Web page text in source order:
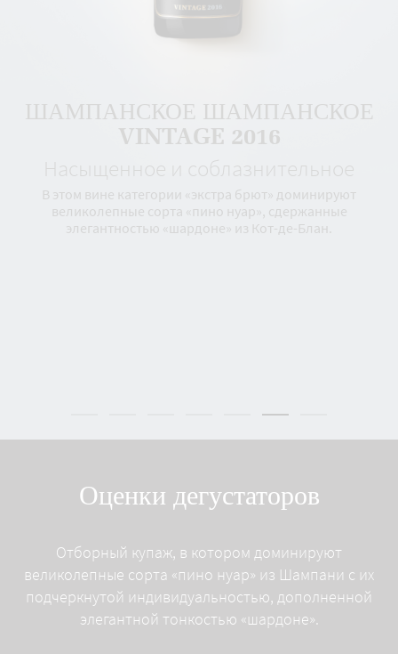
ШАМПАНСКОЕ ШАМПАНСКОЕ
VINTAGE 2016
Насыщенное и соблазнительное
В этом вине категории «экстра брют» доминируют
великолепные сорта «пино нуар», сдержанные
элегантностью «шардоне» из Кот-де-Блан.
Оценки дегустаторов
Отборный купаж, в котором доминируют
великолепные сорта «пино нуар» из Шампани с их
подчеркнутой индивидуальностью, дополненной
элегантной тонкостью «шардоне».